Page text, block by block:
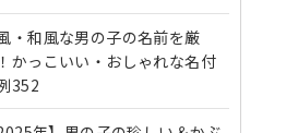
・和風な男の子の名前を厳
かっこいい・おしゃれな名付
352